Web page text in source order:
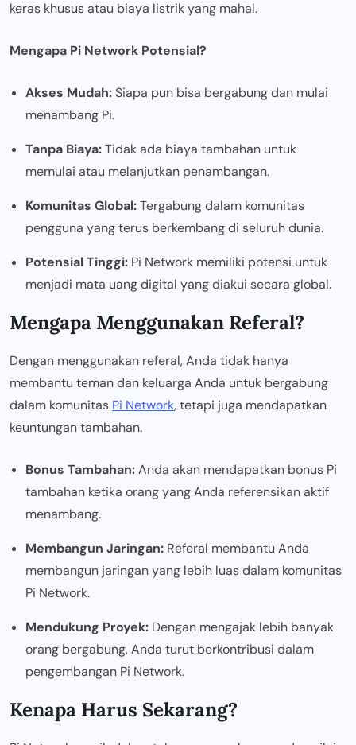
keras khusus atau biaya listrik yang mahal.
Mengapa Pi Network Potensial?
Akses Mudah:Siapa pun bisa bergabung dan mulai
menambang Pi.
Tanpa Biaya:Tidak ada biaya tambahan untuk
memulai atau melanjutkan penambangan.
Komunitas Global:Tergabung dalam komunitas
pengguna yang terus berkembang di seluruh dunia.
Potensial Tinggi: Pi Network memiliki potensi untuk
menjadi mata uang digital yang diakui secara global.
Mengapa Menggunakan Referal?
Dengan menggunakan referal, Anda tidak hanya
membantu teman dan keluarga Anda untuk bergabung
dalam komunitas Pi Network, tetapi juga mendapatkan
keuntungan tambahan.
Bonus Tambahan:Anda akan mendapatkan bonus Pi
tambahan ketika orang yang Anda referensikan aktif
menambang.
Membangun Jaringan: Referal membantu Anda
membangun jaringan yang lebih luas dalam komunitas
Pi Network.
Mendukung Proyek: Dengan mengajak lebih banyak
orang bergabung, Anda turut berkontribusi dalam
pengembangan Pi Network.
Kenapa Harus Sekarang?